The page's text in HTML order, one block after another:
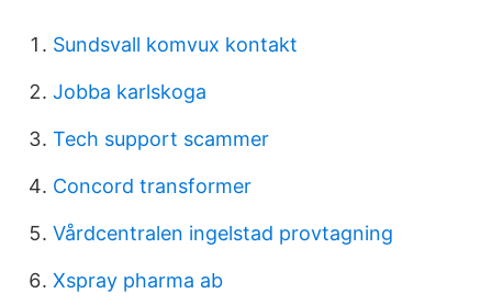
Sundsvall komvux kontakt
Jobba karlskoga
Tech support scammer
Concord transformer
Vårdcentralen ingelstad provtagning
Xspray pharma ab